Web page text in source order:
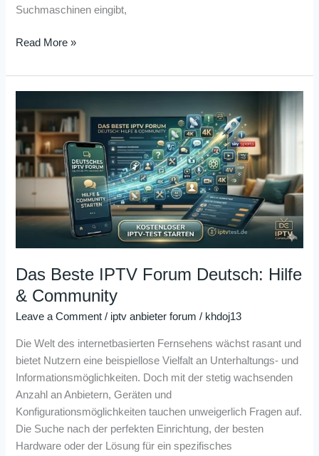
Suchmaschinen eingibt,
Read More »
Das Beste IPTV Forum Deutsch: Hilfe
& Community
Leave a Comment / iptv anbieter forum / khdoj13
Die Welt des internetbasierten Fernsehens wächst rasant und
bietet Nutzern eine beispiellose Vielfalt an Unterhaltungs- und
Informationsmöglichkeiten. Doch mit der stetig wachsenden
Anzahl an Anbietern, Geräten und
Konfigurationsmöglichkeiten tauchen unweigerlich Fragen auf.
Die Suche nach der perfekten Einrichtung, der besten
Hardware oder der Lösung für ein spezifisches
Beste
IPTV
Forum
Deutsch:
Community